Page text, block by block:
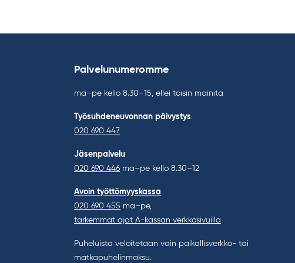
Palvelunumeromme
ma–pe kello 8.30–15, ellei toisin mainita
Työsuhdeneuvonnan päivystys
020 690 447
Jäsenpalvelu
020 690 446 ma–pe kello 8.30–12
Avoin työttömyyskassa
020 690 455 ma–pe,
tarkemmat ajat A-kassan verkkosivuilla
Puheluista veloitetaan vain paikallisverkko- tai
matkapuhelinmaksu.